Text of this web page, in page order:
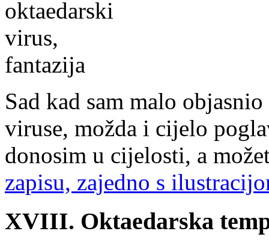
Sad kad sam malo
viruse, možda i cijelo
donosim u cijelosti, a
zapisu, zajedno s
XVIII. Oktaedarska